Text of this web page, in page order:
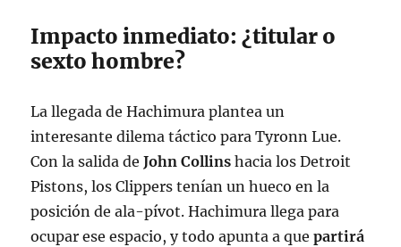
Impacto inmediato: ¿titular o
sexto hombre?
La llegada de Hachimura plantea un
interesante dilema táctico para Tyronn Lue.
Con la salida deJohn Collins hacia los Detroit
Pistons, los Clippers tenían un hueco en la
posición de ala-pívot. Hachimura llega para
ocupar ese espacio, y todo apunta a quepartirá